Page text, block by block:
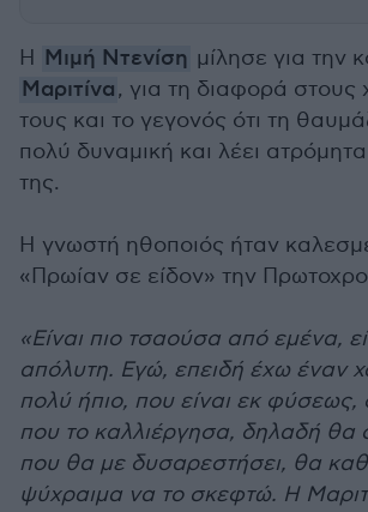
Η Μιμή Ντενίση μίλησε για την
Μαριτίνα, για τη διαφορά στους
τους και το γεγονός ότι τη
πολύ δυναμική και λέει
της.
Η γνωστή ηθοποιός ήταν
«Πρωίαν σε είδον» την
«Είναι πιο τσαούσα από εμένα,
απόλυτη. Εγώ, επειδή έχω έναν
πολύ ήπιο, που είναι εκ φύσεως,
που το καλλιέργησα, δηλαδή θα
που θα με δυσαρεστήσει, θα
ψύχραιμα να το σκεφτώ. Η